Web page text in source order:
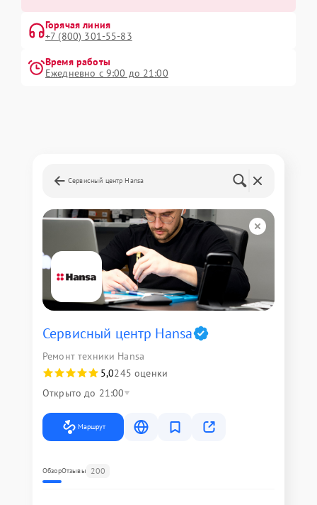
Горячая линия
+7 (800) 301-55-83
Время работы
Ежедневно с 9:00 до 21:00
Сервисный центр Hansa
Сервисный центр Hansa
Ремонт техники Hansa
5,0245 оценки
Открыто до 21:00
Маршрут
ОбзорОтзывы 200